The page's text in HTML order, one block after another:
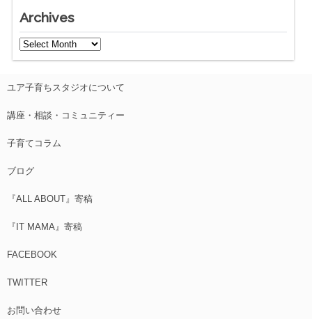
Archives
ユア子育ちスタジオについて
講座・相談・コミュニティー
子育てコラム
ブログ
『ALL ABOUT』寄稿
『IT MAMA』寄稿
FACEBOOK
TWITTER
お問い合わせ